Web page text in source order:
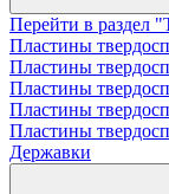
Перейти в раздел
Пластины
Пластины
Пластины
Пластины
Пластины
Державки